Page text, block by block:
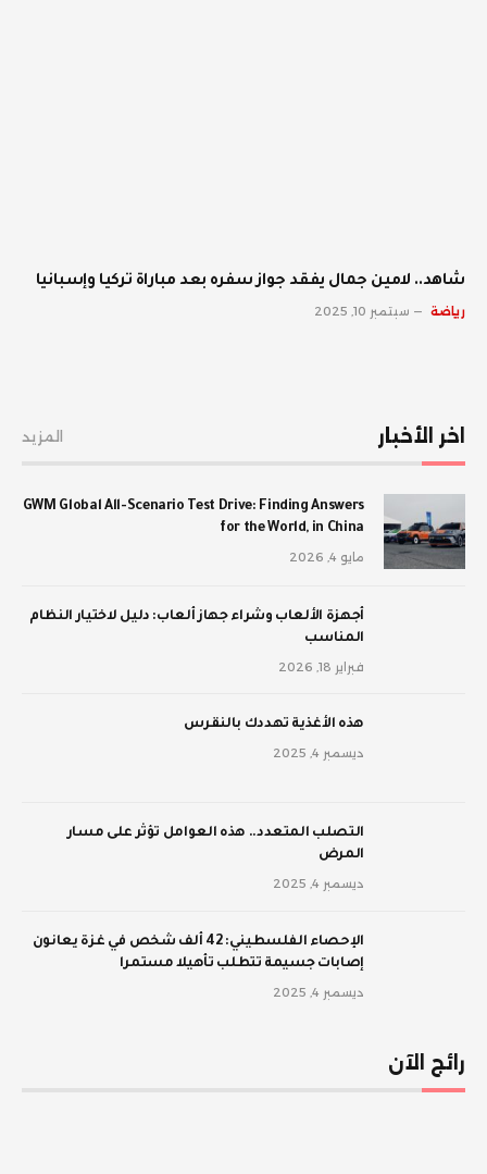
شاهد.. لامين جمال يفقد جواز سفره بعد مباراة تركيا وإسبانيا
رياضة سبتمبر 10, 2025
اخر الأخبار المزيد
GWM Global All-Scenario Test Drive: Finding Answers
for the World, in China
مايو 4, 2026
أجهزة الألعاب وشراء جهاز ألعاب: دليل لاختيار النظام
المناسب
فبراير 18, 2026
‫هذه الأغذية تهددك بالنقرس
ديسمبر 4, 2025
‫التصلب المتعدد.. هذه العوامل تؤثر على مسار
المرض
ديسمبر 4, 2025
الإحصاء الفلسطيني: 42 ألف شخص في غزة يعانون
إصابات جسيمة تتطلب تأهيلا مستمرا
ديسمبر 4, 2025
رائج الآن